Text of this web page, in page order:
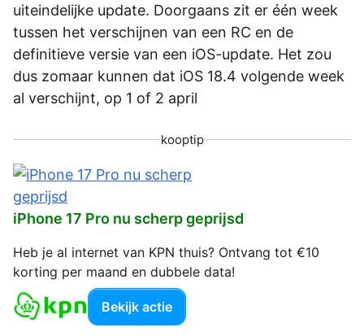
uiteindelijke update. Doorgaans zit er één week
tussen het verschijnen van een RC en de
definitieve versie van een iOS-update. Het zou
dus zomaar kunnen dat iOS 18.4 volgende week
al verschijnt, op 1 of 2 april
kooptip
iPhone 17 Pro nu scherp geprijsd
Heb je al internet van KPN thuis? Ontvang tot €10
korting per maand en dubbele data!
Bekijk actie